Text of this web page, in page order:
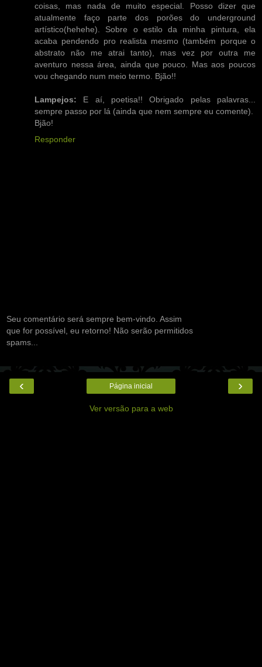
coisas, mas nada de muito especial. Posso dizer que
atualmente faço parte dos porões do underground
artístico(hehehe). Sobre o estilo da minha pintura, ela
acaba pendendo pro realista mesmo (também porque o
abstrato não me atrai tanto), mas vez por outra me
aventuro nessa área, ainda que pouco. Mas aos poucos
vou chegando num meio termo. Bjão!!
Lampejos: E aí, poetisa!! Obrigado pelas palavras...
sempre passo por lá (ainda que nem sempre eu comente).
Bjão!
Responder
Seu comentário será sempre bem-vindo. Assim
que for possível, eu retorno! Não serão permitidos
spams...
‹ ›
Página inicial
Ver versão para a web